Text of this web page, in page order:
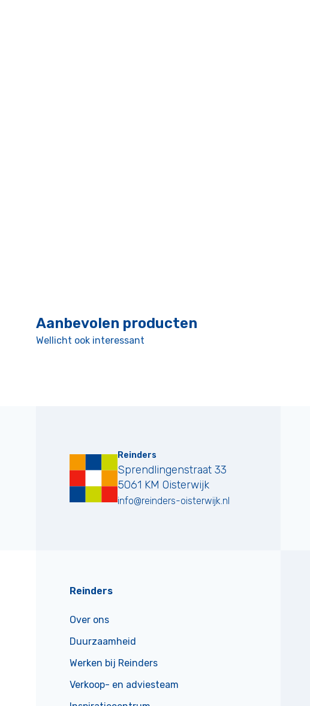
Aanbevolen producten
Wellicht ook interessant
Reinders
Sprendlingenstraat 33
5061 KM Oisterwijk
info@reinders-oisterwijk.nl
Reinders
Over ons
Duurzaamheid
Werken bij Reinders
Verkoop- en adviesteam